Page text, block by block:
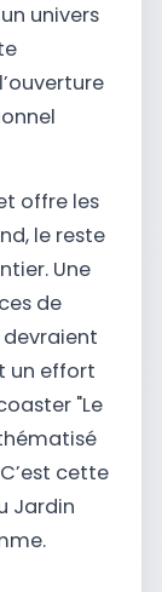
univers
offre les
le reste
Une
de
un effort
"Le
cette
Jardin